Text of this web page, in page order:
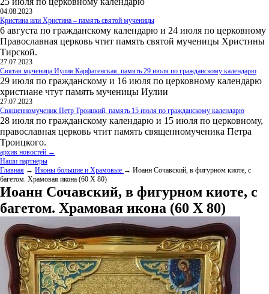
04.08.2023
Кристина или Христина – память святой мученицы
6 августа по гражданскому календарю и 24 июля по церковному
Православная церковь чтит память святой мученицы Христины
Тирской.
27.07.2023
Святая мученица Иулия Карфагенская: память 29 июля по гражданскому календарю
29 июля по гражданскому и 16 июля по церковному календарю
христиане чтут память мученицы Иулии
27.07.2023
Священномученик Петр Троицкий, память 15 июля по гражданскому календарю
28 июля по гражданскому календарю и 15 июля по церковному,
православная церковь чтит память священномученика Петра
Троицкого.
архив новостей →
Наши партнёры
Главная → Иконы большие и Храмовые → Иоанн Сочавский, в фигурном киоте, с
багетом. Храмовая икона (60 Х 80)
Иоанн Сочавский, в фигурном киоте, с
багетом. Храмовая икона (60 Х 80)